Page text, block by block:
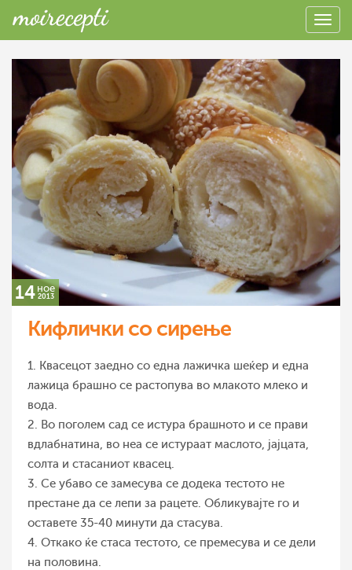
14 ное
2013
Кифлички со сирење
1. Квасецот заедно со една лажичка шеќер и една
лажица брашно се растопува во млакото млеко и
вода.
2. Во поголем сад се истура брашното и се прави
вдлабнатина, во неа се истураат маслото, јајцата,
солта и стасаниот квасец.
3. Се убаво се замесува се додека тестото не
престане да се лепи за рацете. Обликувајте го и
оставете 35-40 минути да стасува.
4. Откако ќе стаса тестото, се премесува и се дели
на половина.